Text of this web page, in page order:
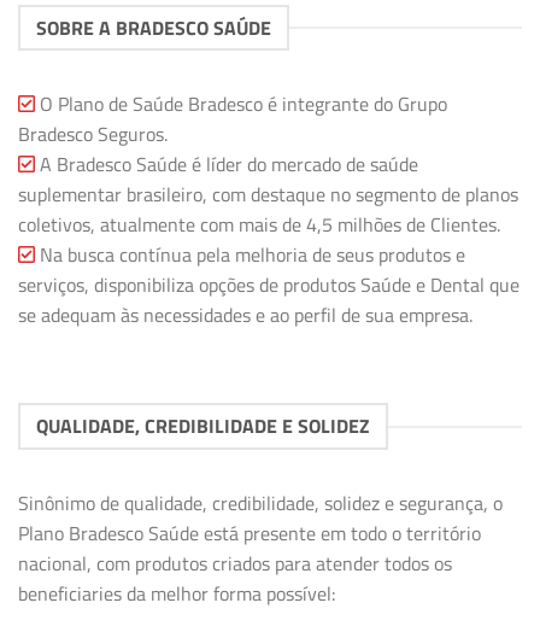
SOBRE A BRADESCO SAÚDE
O Plano de Saúde Bradesco é integrante do Grupo
Bradesco Seguros.
A Bradesco Saúde é líder do mercado de saúde
suplementar brasileiro, com destaque no segmento de planos
coletivos, atualmente com mais de 4,5 milhões de Clientes.
Na busca contínua pela melhoria de seus produtos e
serviços, disponibiliza opções de produtos Saúde e Dental que
se adequam às necessidades e ao perfil de sua empresa.
QUALIDADE, CREDIBILIDADE E SOLIDEZ
Sinônimo de qualidade, credibilidade, solidez e segurança, o
Plano Bradesco Saúde está presente em todo o território
nacional, com produtos criados para atender todos os
beneficiaries da melhor forma possível: